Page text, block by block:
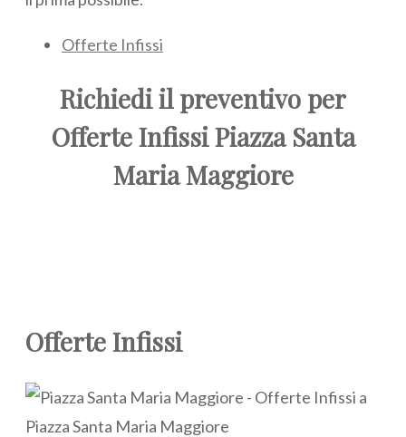
Offerte Infissi
Richiedi il preventivo per
Offerte Infissi Piazza Santa
Maria Maggiore
Offerte Infissi